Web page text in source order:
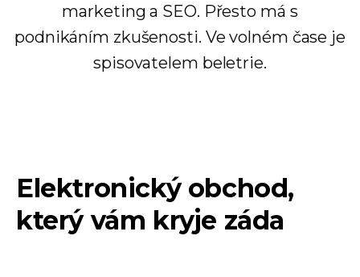
marketing a SEO. Přesto má s
podnikáním zkušenosti. Ve volném čase je
spisovatelem beletrie.
Elektronický obchod,
který vám kryje záda